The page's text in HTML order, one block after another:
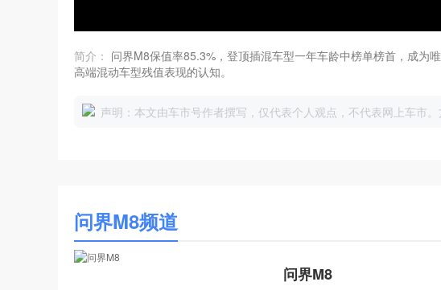
简介： 问界M8保值率85.3%，登顶插混车型一年车龄中榜单榜首，成为
高端混动车型残值表现的认知。
声明：本文由车市号作者撰写，仅代表个人观点，不代表网上车市。
问界M8频道
问界M8